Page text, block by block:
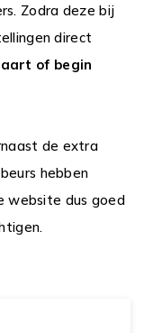
Zodra deze bij
direct
of begin
de extra
hebben
website dus goed